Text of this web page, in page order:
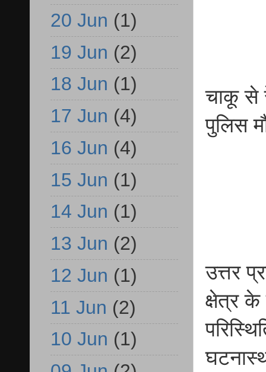
चाकू से
पुलिस
उत्तर
क्षेत्र के
20 Jun (1)
19 Jun (2)
18 Jun (1)
17 Jun (4)
16 Jun (4)
15 Jun (1)
14 Jun (1)
13 Jun (2)
12 Jun (1)
11 Jun (2)
10 Jun (1)